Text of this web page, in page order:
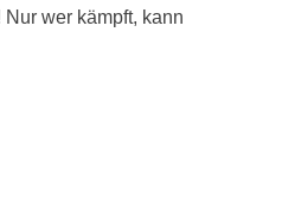
wer kämpft, kann